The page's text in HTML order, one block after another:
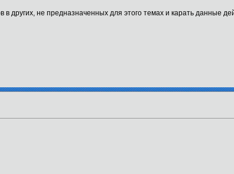
других, не предназначенных для этого темах и карать данные